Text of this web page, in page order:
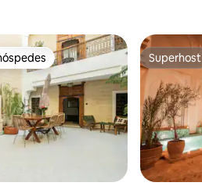
preferidos dos hóspedes Superhost
Superhost